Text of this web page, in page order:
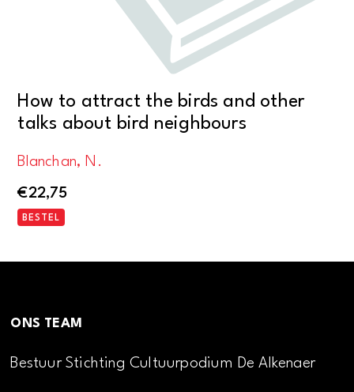
How to attract the birds and other
talks about bird neighbours
Blanchan, N.
€22,75
BESTEL
ONS TEAM
Bestuur Stichting Cultuurpodium De Alkenaer